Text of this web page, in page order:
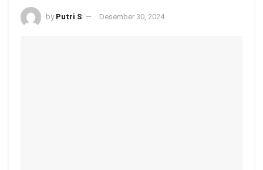
by Putri S Desember 30, 2024